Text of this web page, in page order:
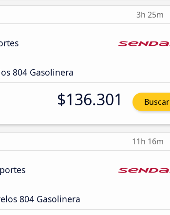
3h 25m
804 Gasolinera
$136.301 Buscar
11h 16m
804 Gasolinera